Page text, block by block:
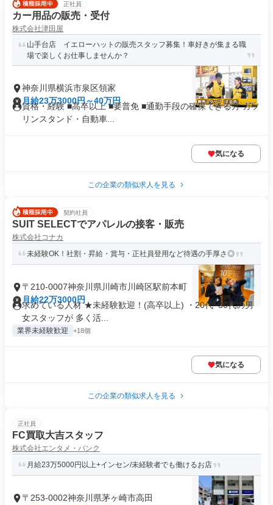
正社員
カー用品の販売・受付
株式会社津田屋
山手台店 イエローハットの販売スタッフ募集！車好きが集まる職
場で楽しくお仕事しませんか？
神奈川県横浜市泉区領家
月給23万3000円～40万円
資格・経験 ■高卒以上 ■要普免 ■通勤手段の確保できる方 ガソ
リンスタンド・自動車...
気になる
この企業の類似求人を見る
契約社員
SUIT SELECTでアパレルの接客・販売
株式会社コナカ
未経験OK！社割・昇給・賞与・正社員登用など待遇の手厚さ◎
〒210-0007神奈川県川崎市川崎区駅前本町
月給22万3000円
求めている人材 ★未経験歓迎！(高卒以上) ・20代~30代の男
女スタッフが 多く活...
業界未経験歓迎 +18個
気になる
この企業の類似求人を見る
正社員
FC買取大吉スタッフ
株式会社エンタメ・バンク
月給23万5000円以上+インセン/未経験者でも働けるお店
〒253-0002神奈川県茅ヶ崎市高田